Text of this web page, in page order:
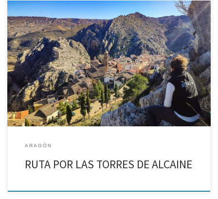
Excursión en familia entre torres medievales ¿Estás buscando una
excursión cerca de Zaragoza para pasar el día? Estamos en
Alcaine para hacer un recorrido por el que fue uno de los mayores
conjuntos defensivos del Teruel […]
ARAGÓN
RUTA POR LAS TORRES DE ALCAINE